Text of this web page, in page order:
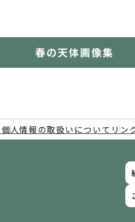
春の天体画像集
個人情報の取扱いについて リン